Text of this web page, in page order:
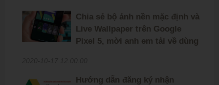
Chia sẻ bộ ảnh nền mặc định và
Live Wallpaper trên Google
Pixel 5, mời anh em tải về dùng
Hướng dẫn đăng ký nhận